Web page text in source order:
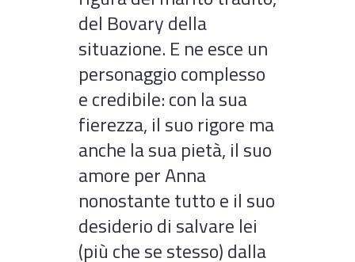
del Bovary della
situazione. E ne esce un
personaggio complesso
e credibile: con la sua
fierezza, il suo rigore ma
anche la sua pietà, il suo
amore per Anna
nonostante tutto e il suo
desiderio di salvare lei
(più che se stesso) dalla